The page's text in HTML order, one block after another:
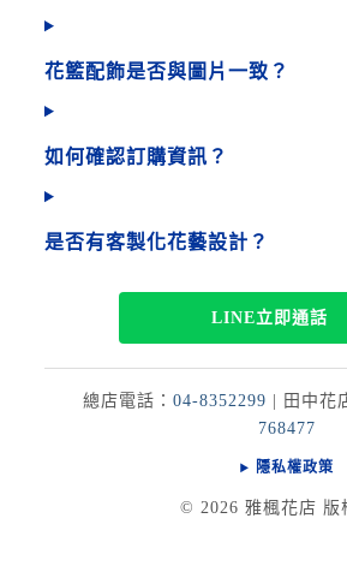
花籃配飾是否與圖片一致？
如何確認訂購資訊？
是否有客製化花藝設計？
LINE立即通話
總店電話： 04-8352299 | 田中花
768477
隱私權政策
© 2026 雅楓花店 版